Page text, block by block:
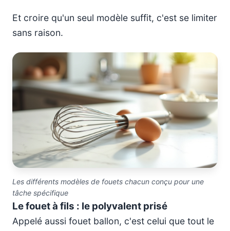
Et croire qu'un seul modèle suffit, c'est se limiter
sans raison.
Les différents modèles de fouets chacun conçu pour une
tâche spécifique
Le fouet à fils : le polyvalent prisé
Appelé aussi fouet ballon, c'est celui que tout le